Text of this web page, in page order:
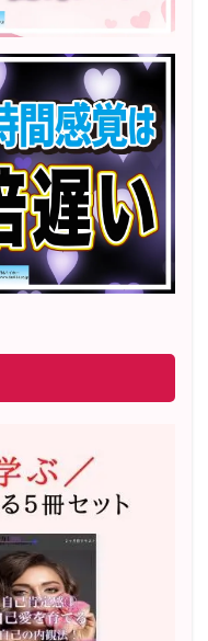
得
プレッスン 20名様